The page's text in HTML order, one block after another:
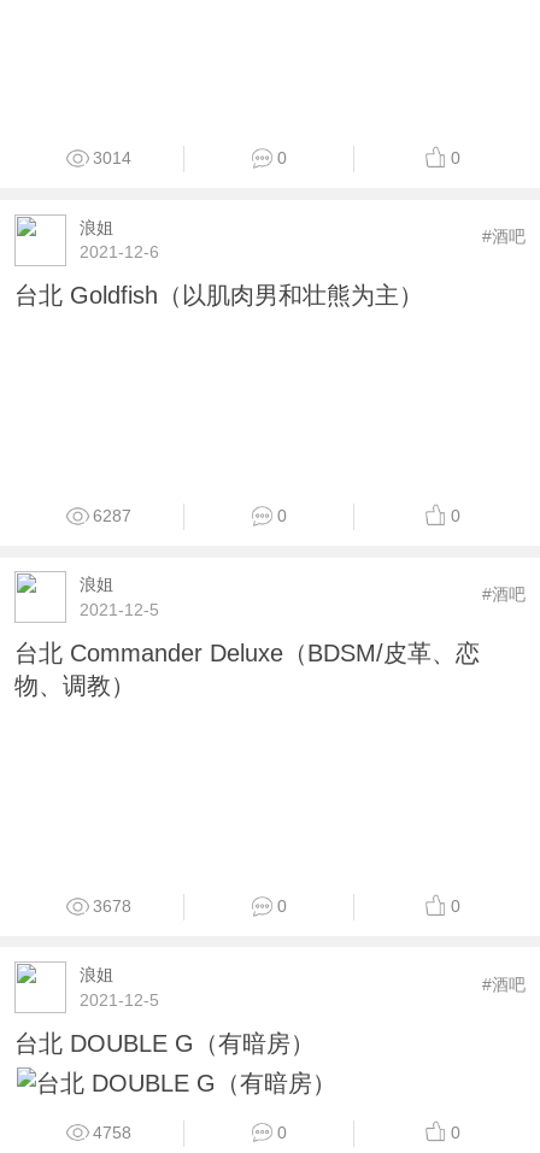
3014 0 0
浪姐
2021-12-6
#酒吧
台北 Goldfish（以肌肉男和壮熊为主）
6287 0 0
浪姐
2021-12-5
#酒吧
台北 Commander Deluxe（BDSM/皮革、恋
物、调教）
3678 0 0
浪姐
2021-12-5
#酒吧
台北 DOUBLE G（有暗房）
4758 0 0